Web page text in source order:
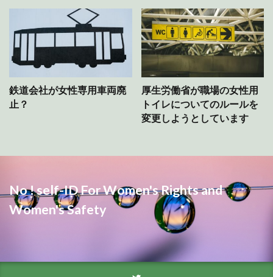
鉄道会社が女性専用車両廃
止？
厚生労働省が職場の女性用
トイレについてのルールを
変更しようとしています
No ! self-ID For Women's Rights and
Women's Safety